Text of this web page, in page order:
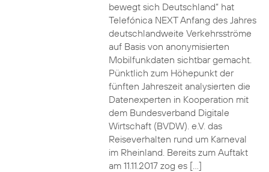
bewegt sich Deutschland“ hat
Telefónica NEXT Anfang des Jahres
deutschlandweite Verkehrsströme
auf Basis von anonymisierten
Mobilfunkdaten sichtbar gemacht.
Pünktlich zum Höhepunkt der
fünften Jahreszeit analysierten die
Datenexperten in Kooperation mit
dem Bundesverband Digitale
Wirtschaft (BVDW). e.V. das
Reiseverhalten rund um Karneval
im Rheinland. Bereits zum Auftakt
am 11.11.2017 zog es […]